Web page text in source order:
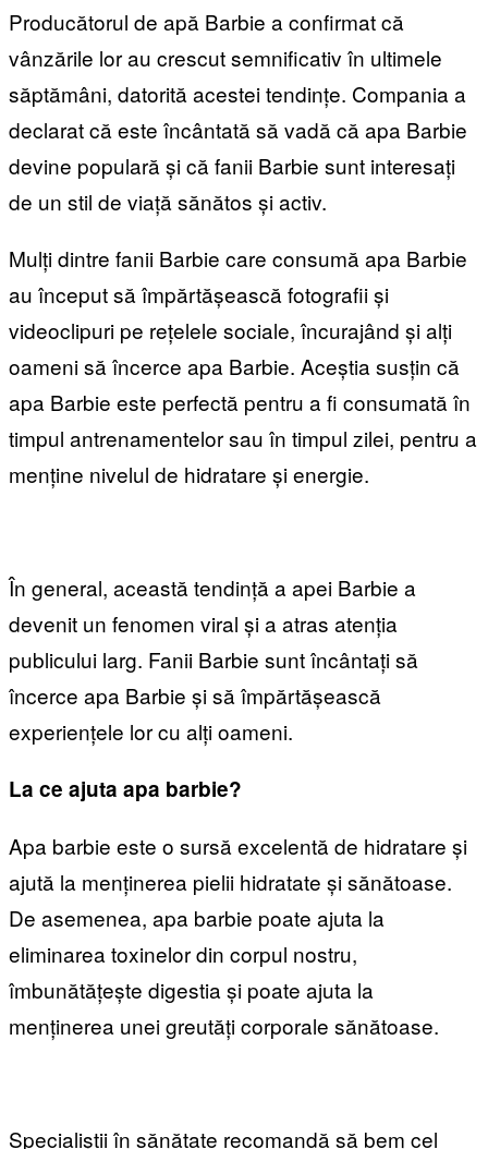
Producătorul de apă Barbie a confirmat că
vânzările lor au crescut semnificativ în ultimele
săptămâni, datorită acestei tendințe. Compania a
declarat că este încântată să vadă că apa Barbie
devine populară și că fanii Barbie sunt interesați
de un stil de viață sănătos și activ.
Mulți dintre fanii Barbie care consumă apa Barbie
au început să împărtășească fotografii și
videoclipuri pe rețelele sociale, încurajând și alți
oameni să încerce apa Barbie. Aceștia susțin că
apa Barbie este perfectă pentru a fi consumată în
timpul antrenamentelor sau în timpul zilei, pentru a
menține nivelul de hidratare și energie.
În general, această tendință a apei Barbie a
devenit un fenomen viral și a atras atenția
publicului larg. Fanii Barbie sunt încântați să
încerce apa Barbie și să împărtășească
experiențele lor cu alți oameni.
La ce ajuta apa barbie?
Apa barbie este o sursă excelentă de hidratare și
ajută la menținerea pielii hidratate și sănătoase.
De asemenea, apa barbie poate ajuta la
eliminarea toxinelor din corpul nostru,
îmbunătățește digestia și poate ajuta la
menținerea unei greutăți corporale sănătoase.
Specialiștii în sănătate recomandă să bem cel